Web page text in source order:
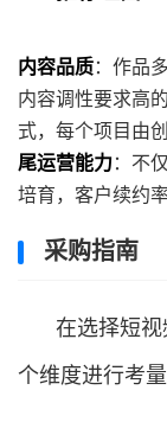
内容品质：作品
内容调性要求高
式，每个项目由
尾运营能力：不
培育，客户续约率
采购指南
在选择短
个维度进行考量